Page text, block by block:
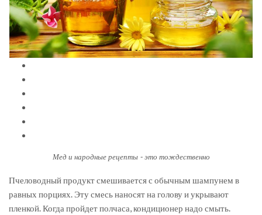
Мед и народные рецепты - это тождественно
Пчеловодный продукт смешивается с обычным шампунем в
равных порциях. Эту смесь наносят на голову и укрывают
пленкой. Когда пройдет полчаса, кондиционер надо смыть.